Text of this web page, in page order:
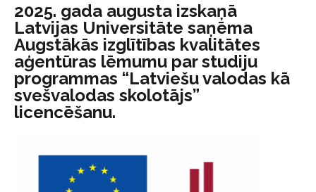
2025. gada augusta izskaņā
Latvijas Universitāte saņēma
Augstākās izglītības kvalitātes
aģentūras lēmumu par studiju
programmas “Latviešu valodas kā
svešvalodas skolotājs”
licencēšanu.